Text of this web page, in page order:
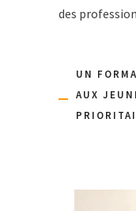
des
UN
AUX